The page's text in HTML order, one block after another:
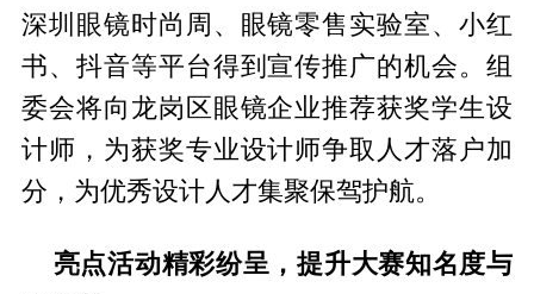
深圳眼镜时尚周、眼镜零售实验室、小红
书、抖音等平台得到宣传推广的机会。组
委会将向龙岗区眼镜企业推荐获奖学生设
计师，为获奖专业设计师争取人才落户加
分，为优秀设计人才集聚保驾护航。
亮点活动精彩纷呈，提升大赛知名度与